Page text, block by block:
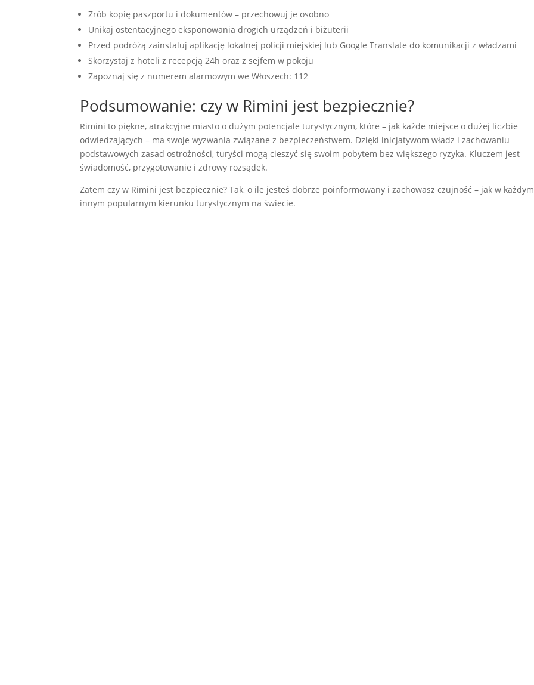
Zrób kopię paszportu i dokumentów – przechowuj je osobno
Unikaj ostentacyjnego eksponowania drogich urządzeń i biżuterii
Przed podróżą zainstaluj aplikację lokalnej policji miejskiej lub Google Translate do komunikacji z władzami
Skorzystaj z hoteli z recepcją 24h oraz z sejfem w pokoju
Zapoznaj się z numerem alarmowym we Włoszech: 112
Podsumowanie: czy w Rimini jest bezpiecznie?
Rimini to piękne, atrakcyjne miasto o dużym potencjale turystycznym, które – jak każde miejsce o dużej liczbie
odwiedzających – ma swoje wyzwania związane z bezpieczeństwem. Dzięki inicjatywom władz i zachowaniu
podstawowych zasad ostrożności, turyści mogą cieszyć się swoim pobytem bez większego ryzyka. Kluczem jest
świadomość, przygotowanie i zdrowy rozsądek.
Zatem czy w Rimini jest bezpiecznie? Tak, o ile jesteś dobrze poinformowany i zachowasz czujność – jak w każdym
innym popularnym kierunku turystycznym na świecie.